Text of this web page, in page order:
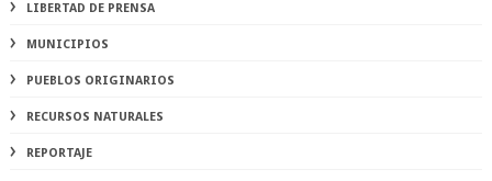
LIBERTAD DE PRENSA
MUNICIPIOS
PUEBLOS ORIGINARIOS
RECURSOS NATURALES
REPORTAJE